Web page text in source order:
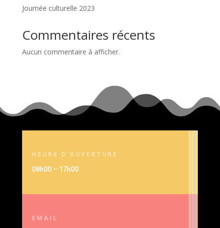
Journée culturelle 2023
Commentaires récents
Aucun commentaire à afficher.
HEURE D’OUVERTURE
08h00 – 17h00
EMAIL